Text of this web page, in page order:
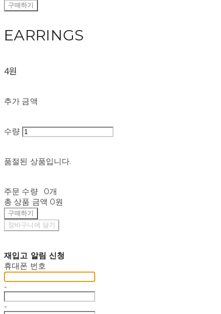
구매하기
EARRINGS
4원
추가 금액
수량
품절된 상품입니다.
주문 수량
0개
총 상품 금액 0원
구매하기
장바구니에 담기
재입고 알림 신청
휴대폰 번호
-
-